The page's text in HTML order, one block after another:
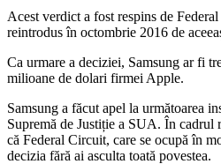
Acest verdict a fost respins de
reintrodus în octombrie 2016 de
Ca urmare a deciziei, Samsung ar fi
milioane de dolari firmei Apple.
Samsung a făcut apel la următoarea
Supremă de Justiție a SUA. În cadrul
că Federal Circuit, care se ocupă în
decizia fără ai asculta toată povestea.